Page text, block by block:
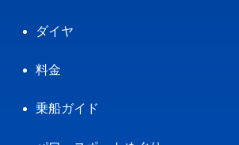
ダイヤ
料金
乗船ガイド